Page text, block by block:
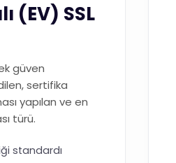
(EV) SSL
güven
sertifika
yapılan ve en
türü.
standardı